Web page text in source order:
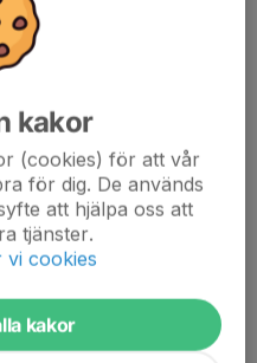
kakor
(cookies) för att vår
för dig. De används
att hjälpa oss att
tjänster.
vi cookies
kakor